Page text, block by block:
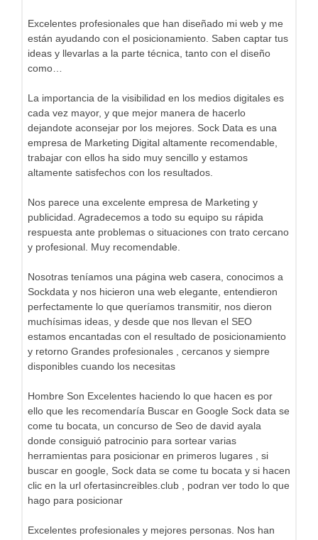
Excelentes profesionales que han diseñado mi web y me
están ayudando con el posicionamiento. Saben captar tus
ideas y llevarlas a la parte técnica, tanto con el diseño
como…
La importancia de la visibilidad en los medios digitales es
cada vez mayor, y que mejor manera de hacerlo
dejandote aconsejar por los mejores. Sock Data es una
empresa de Marketing Digital altamente recomendable,
trabajar con ellos ha sido muy sencillo y estamos
altamente satisfechos con los resultados.
Nos parece una excelente empresa de Marketing y
publicidad. Agradecemos a todo su equipo su rápida
respuesta ante problemas o situaciones con trato cercano
y profesional. Muy recomendable.
Nosotras teníamos una página web casera, conocimos a
Sockdata y nos hicieron una web elegante, entendieron
perfectamente lo que queríamos transmitir, nos dieron
muchísimas ideas, y desde que nos llevan el SEO
estamos encantadas con el resultado de posicionamiento
y retorno Grandes profesionales , cercanos y siempre
disponibles cuando los necesitas
Hombre Son Excelentes haciendo lo que hacen es por
ello que les recomendaría Buscar en Google Sock data se
come tu bocata, un concurso de Seo de david ayala
donde consiguió patrocinio para sortear varias
herramientas para posicionar en primeros lugares , si
buscar en google, Sock data se come tu bocata y si hacen
clic en la url ofertasincreibles.club , podran ver todo lo que
hago para posicionar
Excelentes profesionales y mejores personas. Nos han